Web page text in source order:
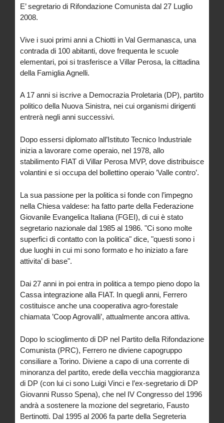
E’ segretario di Rifondazione Comunista dal 27 Luglio
2008.
Vive i suoi primi anni a Chiotti in Val Germanasca, una
contrada di 100 abitanti, dove frequenta le scuole
elementari, poi si trasferisce a Villar Perosa, la cittadina
della Famiglia Agnelli.
A 17 anni si iscrive a Democrazia Proletaria (DP), partito
politico della Nuova Sinistra, nei cui organismi dirigenti
entrerà negli anni successivi.
Dopo essersi diplomato all’Istituto Tecnico Industriale
inizia a lavorare come operaio, nel 1978, allo
stabilimento FIAT di Villar Perosa MVP, dove distribuisce
volantini e si occupa del bollettino operaio ’Valle contro’.
La sua passione per la politica si fonde con l’impegno
nella Chiesa valdese: ha fatto parte della Federazione
Giovanile Evangelica Italiana (FGEI), di cui è stato
segretario nazionale dal 1985 al 1986. "Ci sono molte
superfici di contatto con la politica" dice, "questi sono i
due luoghi in cui mi sono formato e ho iniziato a fare
attivita’ di base".
Dai 27 anni in poi entra in politica a tempo pieno dopo la
Cassa integrazione alla FIAT. In quegli anni, Ferrero
costituisce anche una cooperativa agro-forestale
chiamata ’Coop Agrovalli’, attualmente ancora attiva.
Dopo lo scioglimento di DP nel Partito della Rifondazione
Comunista (PRC), Ferrero ne diviene capogruppo
consiliare a Torino. Diviene a capo di una corrente di
minoranza del partito, erede della vecchia maggioranza
di DP (con lui ci sono Luigi Vinci e l’ex-segretario di DP
Giovanni Russo Spena), che nel IV Congresso del 1996
andrà a sostenere la mozione del segretario, Fausto
Bertinotti. Dal 1995 al 2006 fa parte della Segreteria